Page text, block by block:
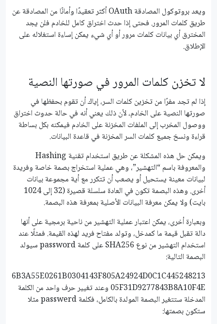
ويعد بروتوكول المصادقة OAuth أكثر تعقيدًا وأمانًا من المصادقة عن
طريق كلمات المرور. فحتى إذا حدث اختراق كامل للخادم فلن يجد
المخترق أي بيانات كلمات مرور أو أي شيء يمكن إساءة استغلاله على
الإطلاق.
لا تخزن كلمات المرور في صورتها النصية
إذا لم تجد مفرًا من تخزين كلمات السر، إياك أن تقوم بحفظها في
صورتها النصية على الخادم، لأن ذلك يعني أنه في حالة حدوث اختراق
ووصول المخرب إلى الملفات المخزنة على الخادم فيمكنه بكل بساطة
قراءة ونسخ جميع كلمات السر المخزنة في قاعدة البيانات.
ويمكن حل هذه المشكلة عن طريق استخدام تقنية Hashing
والمعروفة باسم “التهشير”، وهي عملية استخراج بصمة خاصة وفريدة
لبيانات معينة يستحيل أو يصعب أن تتكرر مع أية مجموعة بيانات
أخرى. وهذه البصمة تكون في العادة سلسلة قصيرة (32 إلى 1024
بايت) ولا يمكن معرفة البيانات الأصلية بمعرفة هذه البصمة.
وبعبارة أخرى، يمكن اعتبار عملية التهشير من ناحية برمجية على أنها
دالة تقبل قيمة ما كمدخل، وتولد مفتاح فريد لهذه القيمة. فمثلًا عند
استخدام التهشير من نوع SHA256 على كلمة password سيولد
البصمة التالية:
6B3A55E0261B0304143F805A24924D0C1C445248213
05F31D9277843B8A10F4E وعند تغيير حرف واحد من الكلمة
المدخلة ستتغير البصمة المولدة بالكامل، فكلمة passwerd مثلا
ستكون بصمتها: